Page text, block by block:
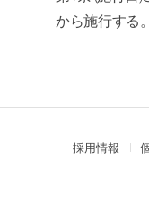
から施行する。
採用情報